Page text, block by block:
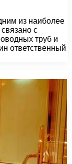
из наиболее
с
труб и
ответственный